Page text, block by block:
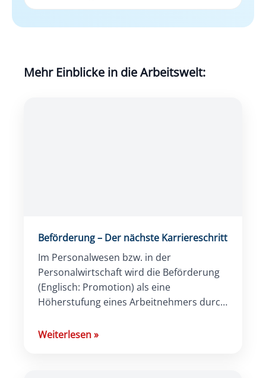
Mehr Einblicke in die Arbeitswelt:
Beförderung – Der nächste Karriereschritt
Im Personalwesen bzw. in der
Personalwirtschaft wird die Beförderung
(Englisch: Promotion) als eine
Höherstufung eines Arbeitnehmers durch
bezeichnet. Der Karrieresprung ist ein
Weiterlesen»